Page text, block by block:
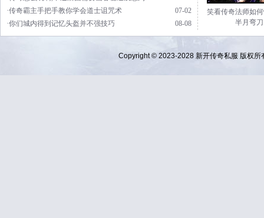
07-02
·传奇霸主手把手教你学会道士诅咒术
08-08
·你们城内得到记忆头盔并不强技巧
笑看传奇法师如
半月弯刀
Copyright © 2023-2028 新开传奇私服 版权所